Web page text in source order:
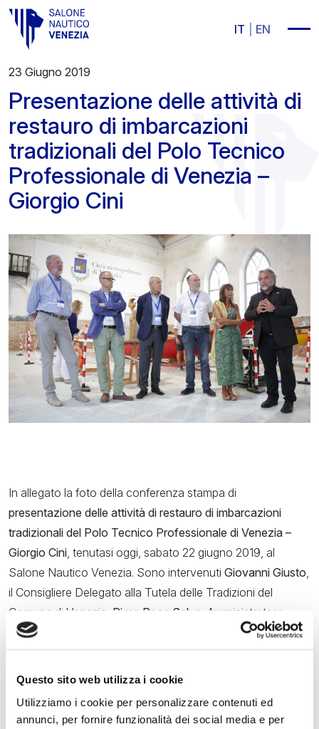
Questo sito web utilizza i cookie
Utilizziamo i cookie per personalizzare contenuti ed
annunci, per fornire funzionalità dei social media e per
Vai al contenuto principale
IT
EN
23 Giugno 2019
Presentazione delle attività di
restauro di imbarcazioni
tradizionali del Polo Tecnico
Professionale di Venezia –
Giorgio Cini
In allegato la foto della conferenza stampa di
presentazione delle attività di restauro di imbarcazioni
tradizionali del Polo Tecnico Professionale di Venezia –
Giorgio Cini, tenutasi oggi, sabato 22 giugno 2019, al
Salone Nautico Venezia. Sono intervenuti Giovanni Giusto,
il Consigliere Delegato alla Tutela delle Tradizioni del
Comune di Venezia; Piero Rosa Salva , Amministratore
Unico di VeLa Spa;
, Docente dell’Istituto
Giorgio Cini e coordinatore del Corso Quinquennale
Industria e Artigianato per il Made in Italy Curvatura
Venezia; presenti anche alcuni docenti e alunni del corso.